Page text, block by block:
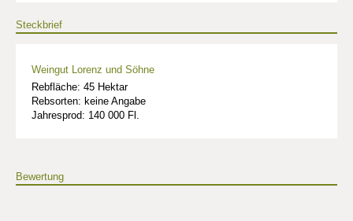
Steckbrief
Weingut Lorenz und Söhne
Rebfläche: 45 Hektar
Rebsorten: keine Angabe
Jahresprod: 140 000 Fl.
Bewertung